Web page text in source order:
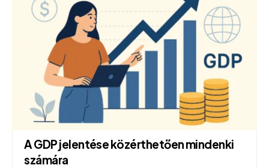
A GDP jelentése közérthetően mindenki
számára